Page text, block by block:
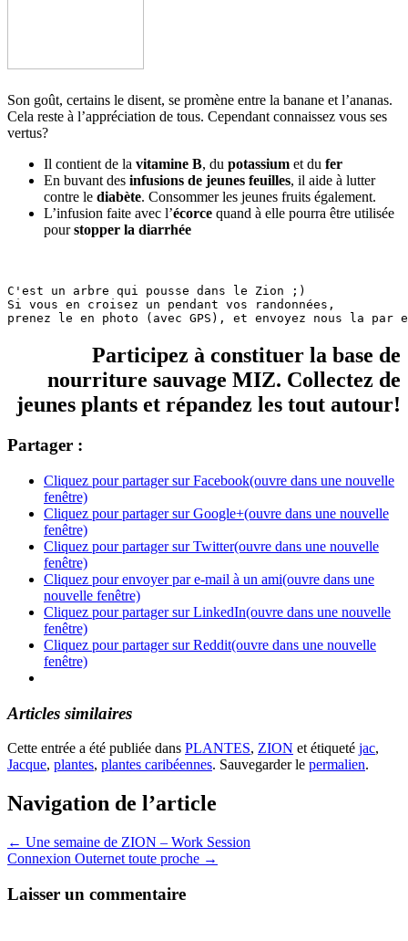
Son goût, certains le disent, se promène entre la banane et l’ananas.
Cela reste à l’appréciation de tous. Cependant connaissez vous ses
vertus?
Il contient de la vitamine B, du potassium et du fer
En buvant des infusions de jeunes feuilles, il aide à lutter
contre le diabète. Consommer les jeunes fruits également.
L’infusion faite avec l’écorce quand à elle pourra être utilisée
pourstopper la diarrhée
C'est un arbre qui pousse dans le Zion ;)
Si vous en croisez un pendant vos randonnées,
prenez le en photo (avec GPS), et envoyez nous la par
Participez à constituer la base de
nourriture sauvage MIZ. Collectez de
jeunes plants et répandez les tout autour!
Partager :
Cliquez pour partager sur Facebook(ouvre dans une nouvelle
fenêtre)
Cliquez pour partager sur Google+(ouvre dans une nouvelle
fenêtre)
Cliquez pour partager sur Twitter(ouvre dans une nouvelle
fenêtre)
Cliquez pour envoyer par e-mail à un ami(ouvre dans une
nouvelle fenêtre)
Cliquez pour partager sur LinkedIn(ouvre dans une nouvelle
fenêtre)
Cliquez pour partager sur Reddit(ouvre dans une nouvelle
fenêtre)
Articles similaires
Cette entrée a été publiée dans PLANTES, ZION et étiqueté jac,
Jacque, plantes, plantes caribéennes. Sauvegarder le permalien.
Navigation de l’article
← Une semaine de ZION – Work Session
Connexion Outernet toute proche →
Laisser un commentaire